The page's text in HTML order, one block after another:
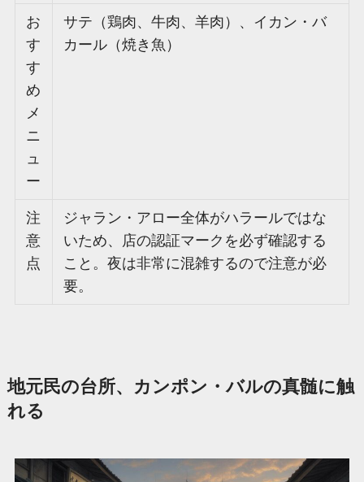
お
す
す
め
メ
ニ
ュ
ー
サテ（鶏肉、牛肉、羊肉）、イカン・バ
カール（焼き魚）
注
意
点
ジャラン・アロー全体がハラールではな
いため、店の認証マークを必ず確認する
こと。夜は非常に混雑するので注意が必
要。
地元民の台所、カンポン・バルの真髄に触
れる